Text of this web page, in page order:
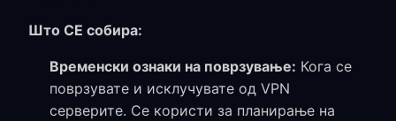
Што СЕ собира:
Временски ознаки на поврзување: Кога се
поврзувате и исклучувате од VPN
серверите. Се користи за планирање на